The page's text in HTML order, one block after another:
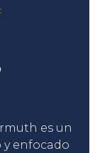
es un
y enfocado